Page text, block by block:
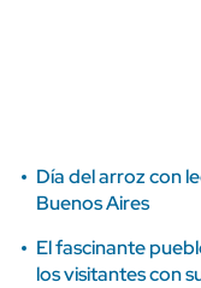
Día del arroz con
Buenos Aires
El fascinante
los visitantes con